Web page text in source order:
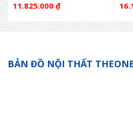
11.825.000 ₫
BẢN ĐỒ NỘI THẤT